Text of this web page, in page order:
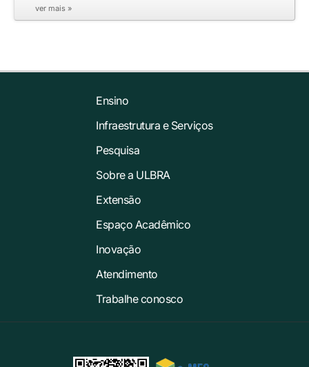
ver mais »
Ensino
Infraestrutura e Serviços
Pesquisa
Sobre a ULBRA
Extensão
Espaço Acadêmico
Inovação
Atendimento
Trabalhe conosco